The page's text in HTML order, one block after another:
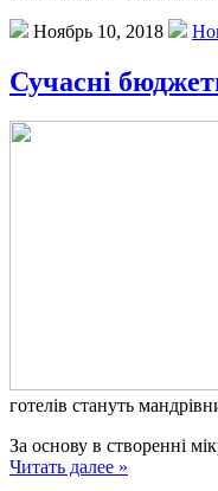
Ноябрь 10, 2018
Сучасні
готелів стануть
За основу в створенні
Читать далее »